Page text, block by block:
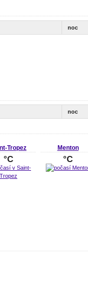
noc
noc
Tropez
°C
Menton
°C